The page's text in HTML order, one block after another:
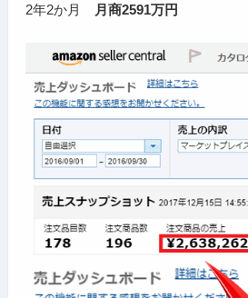
2年2か月
月商2591万円